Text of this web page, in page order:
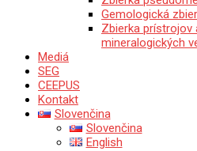
Gemologická
Zbierka prístrojov
mineralogických
Mediá
SEG
CEEPUS
Kontakt
Slovenčina
Slovenčina
English